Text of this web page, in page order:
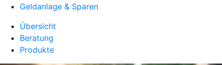
Geldanlage & Sparen
Übersicht
Beratung
Produkte